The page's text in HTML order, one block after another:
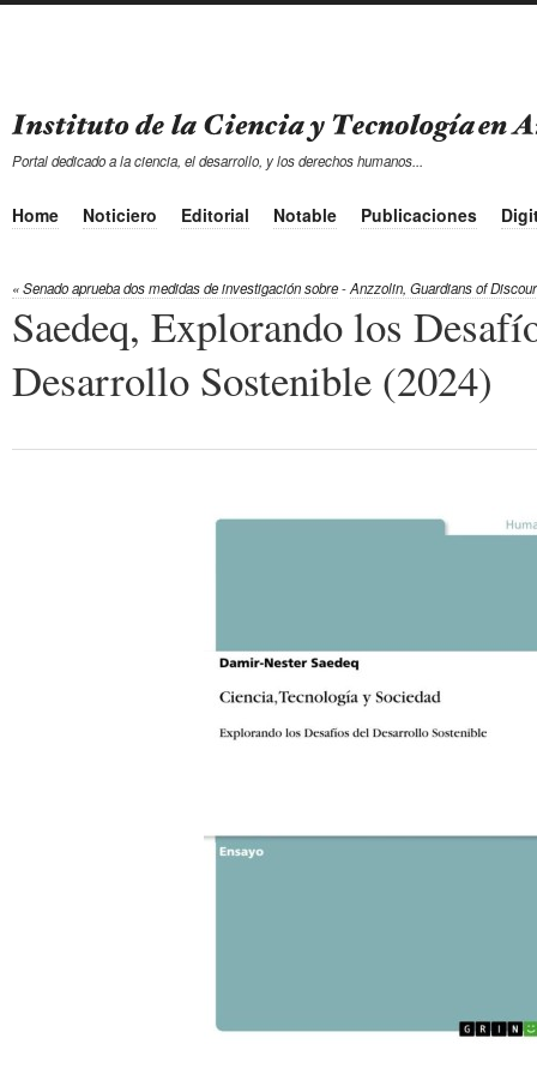
Portal dedicado a la ciencia, el desarrollo, y los derechos humanos...
Home Noticiero Editorial Notable Publicaciones
« Senado aprueba dos medidas de investigación sobre-Anzzolin, Guardians of
Saedeq, Explorando los
Desarrollo Sostenible (2024)